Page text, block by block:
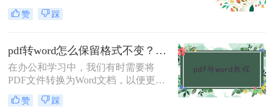
编辑、修改或重新排版内容。那么电
脑如何把pdf转换成word文档呢？下
法，帮助你在电脑上轻松实现PDF到
Word的转换。
赞 踩
pdf转word怎么保留格式不变？这3种方法，任你选择！
​在办公和学习中，我们有时需要将
PDF文件转换为Word文档，以便更好
地编辑和修改内容。然而，很多转换
工具在转换过程中往往无法完全保留
赞 踩